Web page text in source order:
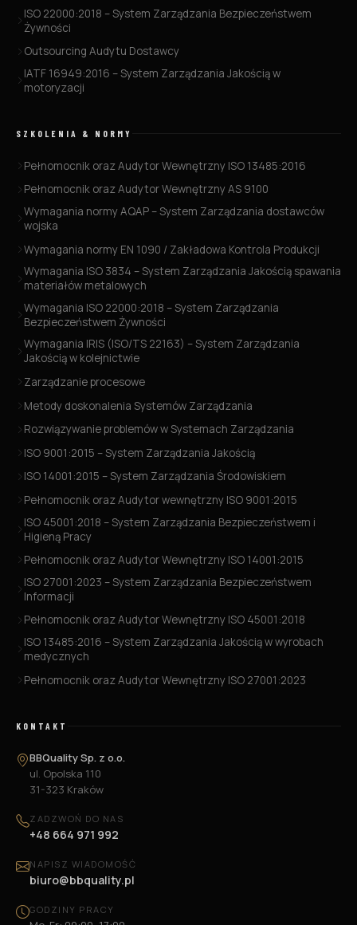
ISO 22000:2018 – System Zarządzania Bezpieczeństwem
Żywności
Outsourcing Audytu Dostawcy
IATF 16949:2016 – System Zarządzania Jakością w
motoryzacji
SZKOLENIA & NORMY
Pełnomocnik oraz Audytor Wewnętrzny ISO 13485:2016
Pełnomocnik oraz Audytor Wewnętrzny AS 9100
Wymagania normy AQAP – System Zarządzania dostawców
wojska
Wymagania normy EN 1090 / Zakładowa Kontrola Produkcji
Wymagania ISO 3834 – System Zarządzania Jakością spawania
materiałów metalowych
Wymagania ISO 22000:2018 – System Zarządzania
Bezpieczeństwem Żywności
Wymagania IRIS (ISO/TS 22163) – System Zarządzania
Jakością w kolejnictwie
Zarządzanie procesowe
Metody doskonalenia Systemów Zarządzania
Rozwiązywanie problemów w Systemach Zarządzania
ISO 9001:2015 – System Zarządzania Jakością
ISO 14001:2015 – System Zarządzania Środowiskiem
Pełnomocnik oraz Audytor wewnętrzny ISO 9001:2015
ISO 45001:2018 – System Zarządzania Bezpieczeństwem i
Higieną Pracy
Pełnomocnik oraz Audytor Wewnętrzny ISO 14001:2015
ISO 27001:2023 – System Zarządzania Bezpieczeństwem
Informacji
Pełnomocnik oraz Audytor Wewnętrzny ISO 45001:2018
ISO 13485:2016 – System Zarządzania Jakością w wyrobach
medycznych
Pełnomocnik oraz Audytor Wewnętrzny ISO 27001:2023
KONTAKT
BBQuality Sp. z o.o.
ul. Opolska 110
31-323 Kraków
ZADZWOŃ DO NAS
+48 664 971 992
NAPISZ WIADOMOŚĆ
biuro@bbquality.pl
GODZINY PRACY